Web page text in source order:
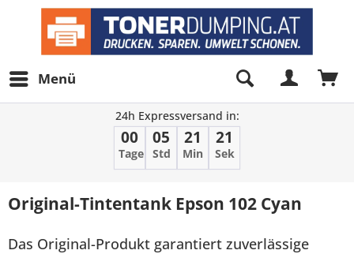
Menü
24h Expressversand in:
00
Tage
05
Std
21
Min
21
Sek
Original-Tintentank Epson 102 Cyan
Das Original-Produkt garantiert zuverlässige